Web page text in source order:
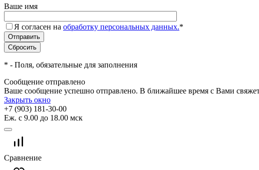
Ваше имя
Я согласен на обработку персональных данных.*
* - Поля, обязательные для заполнения
Сообщение отправлено
Ваше сообщение успешно отправлено. В ближайшее время с Вами
Закрыть окно
+7 (903) 181-30-00
Еж. с 9.00 до 18.00 мск
Сравнение